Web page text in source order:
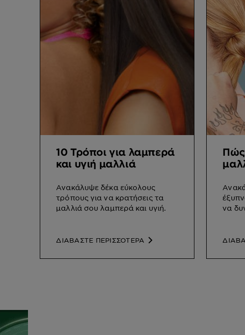
10 Τρόποι για λαμπερά
και υγιή μαλλιά
Ανακάλυψε δέκα εύκολους
τρόπους για να κρατήσεις τα
μαλλιά σου λαμπερά και υγιή.
ΔΙΑΒΑΣΤΕ ΠΕΡΙΣΣΟΤΕΡΑ
να